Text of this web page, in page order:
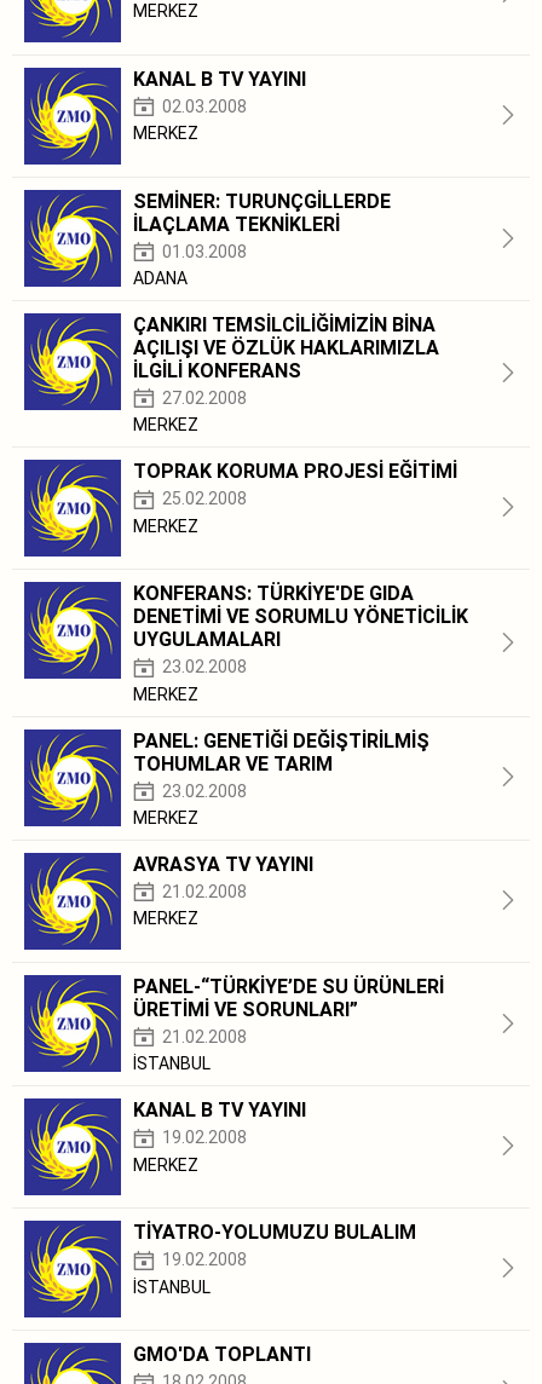
MERKEZ
KANAL B TV YAYINI
02.03.2008
MERKEZ
SEMİNER: TURUNÇGİLLERDE
İLAÇLAMA TEKNİKLERİ
01.03.2008
ADANA
ÇANKIRI TEMSİLCİLİĞİMİZİN BİNA
AÇILIŞI VE ÖZLÜK HAKLARIMIZLA
İLGİLİ KONFERANS
27.02.2008
MERKEZ
TOPRAK KORUMA PROJESİ EĞİTİMİ
25.02.2008
MERKEZ
KONFERANS: TÜRKİYE'DE GIDA
DENETİMİ VE SORUMLU YÖNETİCİLİK
UYGULAMALARI
23.02.2008
MERKEZ
PANEL: GENETİĞİ DEĞİŞTİRİLMİŞ
TOHUMLAR VE TARIM
23.02.2008
MERKEZ
AVRASYA TV YAYINI
21.02.2008
MERKEZ
PANEL-“TÜRKİYE’DE SU ÜRÜNLERİ
ÜRETİMİ VE SORUNLARI”
21.02.2008
İSTANBUL
KANAL B TV YAYINI
19.02.2008
MERKEZ
TİYATRO-YOLUMUZU BULALIM
19.02.2008
İSTANBUL
GMO'DA TOPLANTI